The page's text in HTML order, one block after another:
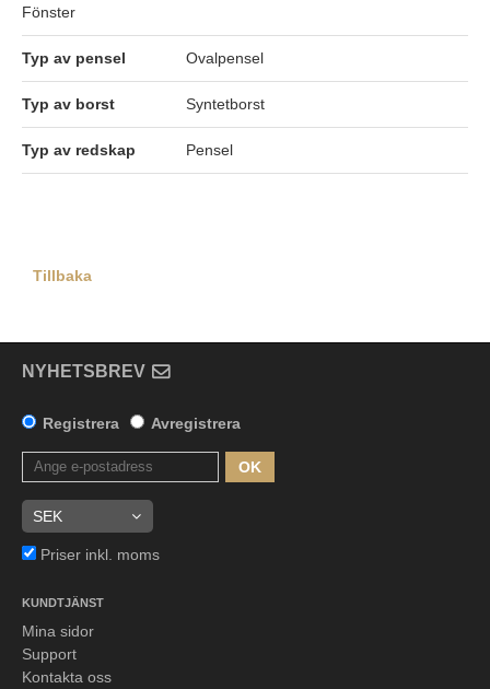
Fönster
Typ av pensel Ovalpensel
Typ av borst Syntetborst
Typ av redskap Pensel
Tillbaka
NYHETSBREV
Registrera Avregistrera
OK
Priser inkl. moms
KUNDTJÄNST
Mina sidor
Support
Kontakta oss